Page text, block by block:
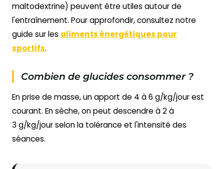
maltodextrine) peuvent être utiles autour de
l'entraînement. Pour approfondir, consultez notre
guide sur les aliments énergétiques pour
sportifs.
Combien de glucides consommer ?
En prise de masse, un apport de 4 à 6 g/kg/jour est
courant. En sèche, on peut descendre à 2 à
3 g/kg/jour selon la tolérance et l'intensité des
séances.